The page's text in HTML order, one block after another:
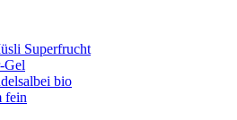
Superfrucht
Gel
bio
fein